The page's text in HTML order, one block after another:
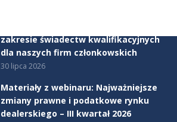
zakresie świadectw kwalifikacyjnych
dla naszych firm członkowskich
30 lipca 2026
Materiały z webinaru: Najważniejsze
zmiany prawne i podatkowe rynku
dealerskiego – III kwartał 2026